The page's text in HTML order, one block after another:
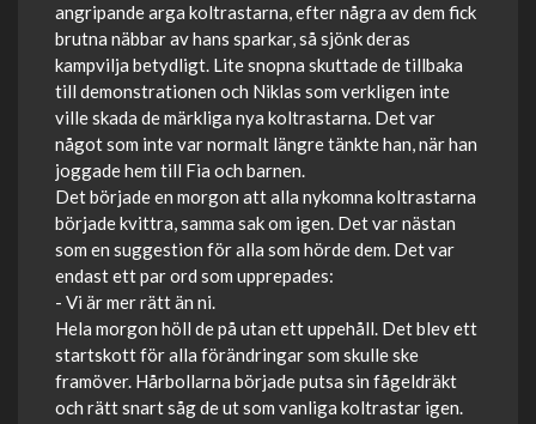
angripande arga koltrastarna, efter några av dem fick
brutna näbbar av hans sparkar, så sjönk deras
kampvilja betydligt. Lite snopna skuttade de tillbaka
till demonstrationen och Niklas som verkligen inte
ville skada de märkliga nya koltrastarna. Det var
något som inte var normalt längre tänkte han, när han
joggade hem till Fia och barnen.
Det började en morgon att alla nykomna koltrastarna
började kvittra, samma sak om igen. Det var nästan
som en suggestion för alla som hörde dem. Det var
endast ett par ord som upprepades:
- Vi är mer rätt än ni.
Hela morgon höll de på utan ett uppehåll. Det blev ett
startskott för alla förändringar som skulle ske
framöver. Hårbollarna började putsa sin fågeldräkt
och rätt snart såg de ut som vanliga koltrastar igen.